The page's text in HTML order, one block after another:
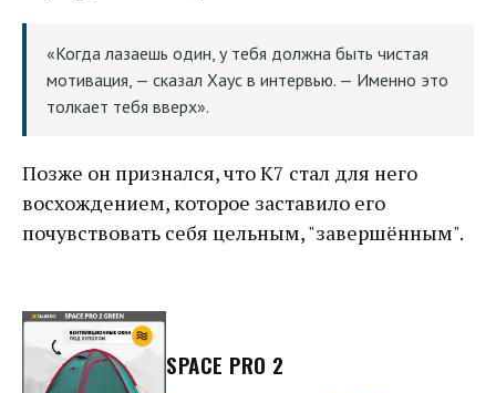
«Когда лазаешь один, у тебя должна быть чистая
мотивация, — сказал Хаус в интервью. — Именно это
толкает тебя вверх».
Позже он признался, что К7 стал для него
восхождением, которое заставило его
почувствовать себя цельным, "завершённым".
SPACE PRO 2